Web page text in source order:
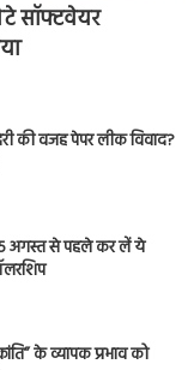
सॉफ्टवेयर
की वजह पेपर लीक विवाद?
अगस्त से पहले कर लें ये
के व्यापक प्रभाव को